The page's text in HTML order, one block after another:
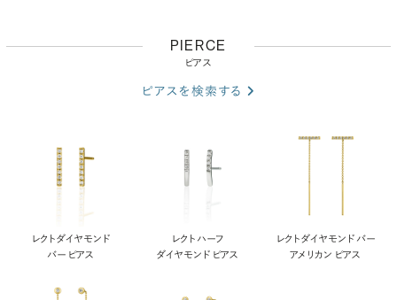
PIERCE
ピアス
ピアスを検索する
レクト ダイヤモンド
バー ピアス
レクト ハーフ
ダイヤモンド ピアス
レクト ダイヤモンド バー
アメリカン ピアス